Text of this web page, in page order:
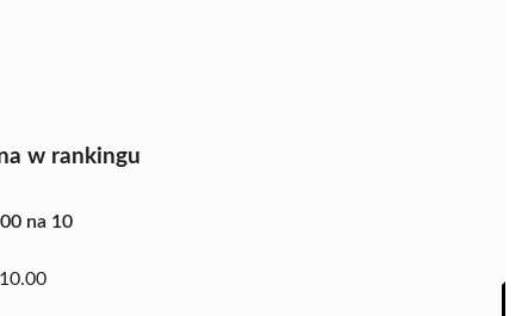
w rankingu
na 10
10.00